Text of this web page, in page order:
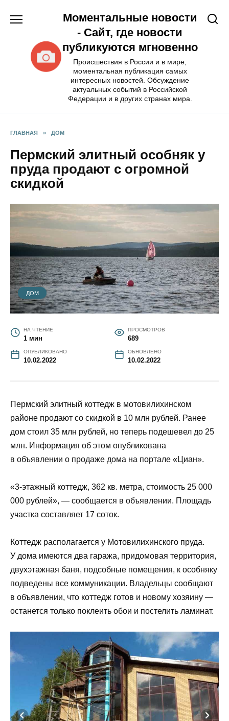
Моментальные новости
- Сайт, где новости
публикуются мгновенно
Происшествия в России и в мире,
моментальная публикация самых
интересных новостей. Обсуждение
актуальных событий в Российской
Федерации и в других странах мира.
ГЛАВНАЯ » ДОМ
Пермский элитный особняк у
пруда продают с огромной
скидкой
ДОМ
НА ЧТЕНИЕ
1 мин
ПРОСМОТРОВ
689
ОПУБЛИКОВАНО
10.02.2022
ОБНОВЛЕНО
10.02.2022
Пермский элитный коттедж в мотовилихинском
районе продают со скидкой в 10 млн рублей. Ранее
дом стоил 35 млн рублей, но теперь подешевел до 25
млн. Информация об этом опубликована
в объявлении о продаже дома на портале «Циан».
«3-этажный коттедж, 362 кв. метра, стоимость 25 000
000 рублей», — сообщается в объявлении. Площадь
участка составляет 17 соток.
Коттедж располагается у Мотовилихинского пруда.
У дома имеются два гаража, придомовая территория,
двухэтажная баня, подсобные помещения, к особняку
подведены все коммуникации. Владельцы сообщают
в объявлении, что коттедж готов и новому хозяину —
останется только поклеить обои и постелить ламинат.